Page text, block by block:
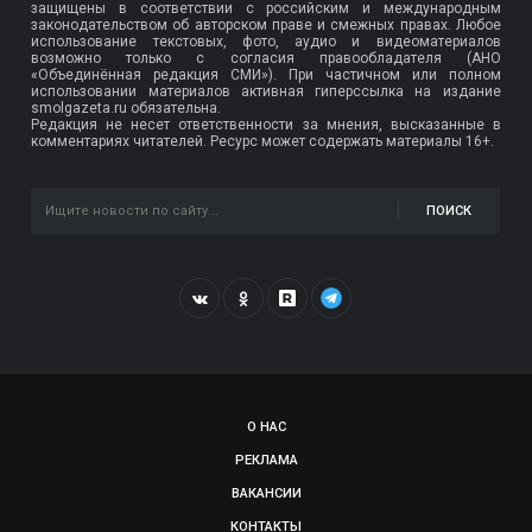
защищены в соответствии с российским и международным
законодательством об авторском праве и смежных правах. Любое
использование текстовых, фото, аудио и видеоматериалов
возможно только с согласия правообладателя (АНО
«Объединённая редакция СМИ»). При частичном или полном
использовании материалов активная гиперссылка на издание
smolgazeta.ru обязательна.
Редакция не несет ответственности за мнения, высказанные в
комментариях читателей. Ресурс может содержать материалы 16+.
ПОИСК
О НАС
РЕКЛАМА
ВАКАНСИИ
КОНТАКТЫ